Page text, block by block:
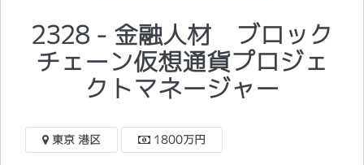
2328 - 金融人材 ブロック
チェーン仮想通貨プロジェ
クトマネージャー
東京 港区 1800万円